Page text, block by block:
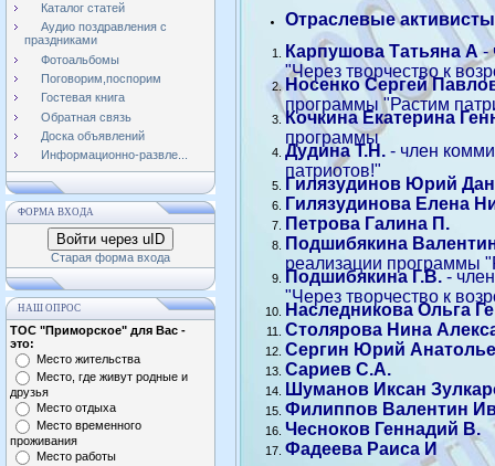
Каталог статей
Аудио поздравления с
праздниками
Фотоальбомы
Поговорим,поспорим
Гостевая книга
Обратная связь
Доска объявлений
Информационно-развле...
ФОРМА ВХОДА
Войти через uID
Старая форма входа
НАШ ОПРОС
ТОС "Приморское" для Вас -
это:
Место жительства
Место, где живут родные и
друзья
Место отдыха
Место временного
проживания
Место работы
Отраслевые
Карпушова Татьяна А -
"Через творчество к
Носенко Сергей
программы "Растим
Кочкина Екатерина
программы
Дудина Т.Н. - член
патриотов!"
Гилязудинов Юрий
Гилязудинова Елена
Петрова Галина П.
Подшибякина
реализации программы
Подшибякина Г.В. -
"Через творчество к
Наследникова Ольга
Столярова Нина
Сергин Юрий
Сариев С.А.
Шуманов Иксан
Филиппов Валентин
Чесноков Геннадий В.
Фадеева Раиса И